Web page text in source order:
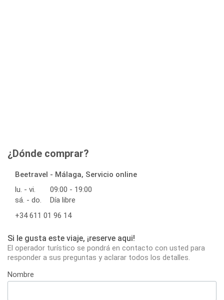
¿Dónde comprar?
Beetravel - Málaga, Servicio online
lu. - vi.
09:00 - 19:00
sá. - do.
Día libre
+34 611 01 96 14
Si le gusta este viaje, ¡reserve aqui!
El operador turístico se pondrá en contacto con usted para
responder a sus preguntas y aclarar todos los detalles.
Nombre